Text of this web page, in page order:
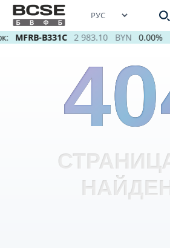
MFRB-B331C 2 983.10 BYN 0.00%